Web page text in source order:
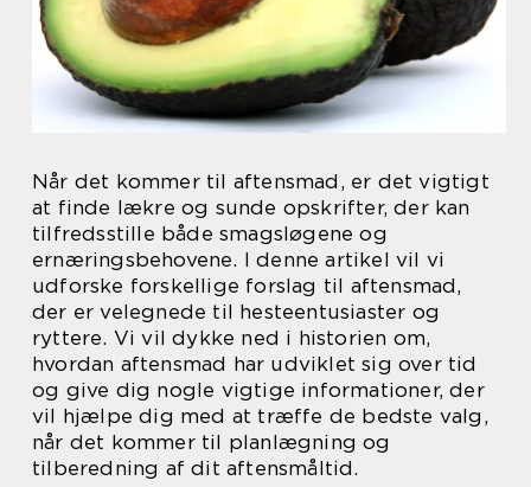
Når det kommer til aftensmad, er det vigtigt
at finde lækre og sunde opskrifter, der kan
tilfredsstille både smagsløgene og
ernæringsbehovene. I denne artikel vil vi
udforske forskellige forslag til aftensmad,
der er velegnede til hesteentusiaster og
ryttere. Vi vil dykke ned i historien om,
hvordan aftensmad har udviklet sig over tid
og give dig nogle vigtige informationer, der
vil hjælpe dig med at træffe de bedste valg,
når det kommer til planlægning og
tilberedning af dit aftensmåltid.